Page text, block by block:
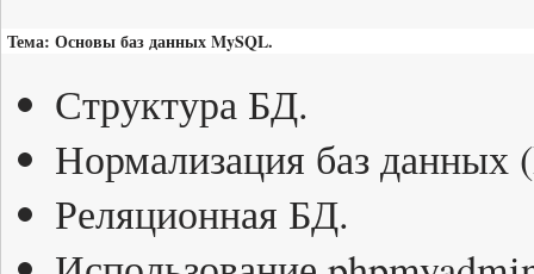
Тема: Основы баз данных MySQL.
Структура БД.
Нормализация баз
Реляционная БД.